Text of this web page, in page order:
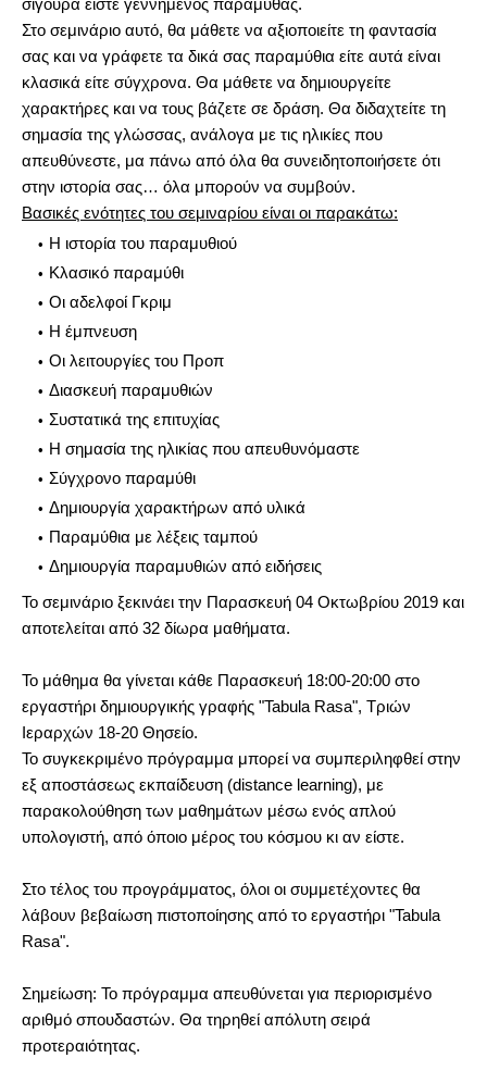
σίγουρα είστε γεννημένος παραμυθάς.
Στο σεμινάριο αυτό, θα μάθετε να αξιοποιείτε τη φαντασία
σας και να γράφετε τα δικά σας παραμύθια είτε αυτά είναι
κλασικά είτε σύγχρονα. Θα μάθετε να δημιουργείτε
χαρακτήρες και να τους βάζετε σε δράση. Θα διδαχτείτε τη
σημασία της γλώσσας, ανάλογα με τις ηλικίες που
απευθύνεστε, μα πάνω από όλα θα συνειδητοποιήσετε ότι
στην ιστορία σας… όλα μπορούν να συμβούν.
Βασικές ενότητες του σεμιναρίου είναι οι παρακάτω:
Η ιστορία του παραμυθιού
Κλασικό παραμύθι
Οι αδελφοί Γκριμ
Η έμπνευση
Οι λειτουργίες του Προπ
Διασκευή παραμυθιών
Συστατικά της επιτυχίας
Η σημασία της ηλικίας που απευθυνόμαστε
Σύγχρονο παραμύθι
Δημιουργία χαρακτήρων από υλικά
Παραμύθια με λέξεις ταμπού
Δημιουργία παραμυθιών από ειδήσεις
Το σεμινάριο ξεκινάει την Παρασκευή 04 Οκτωβρίου 2019 και
αποτελείται από 32 δίωρα μαθήματα.
Το μάθημα θα γίνεται κάθε Παρασκευή 18:00-20:00 στο
εργαστήρι δημιουργικής γραφής "Tabula Rasa", Τριών
Ιεραρχών 18-20 Θησείο.
Το συγκεκριμένο πρόγραμμα μπορεί να συμπεριληφθεί στην
εξ αποστάσεως εκπαίδευση (distance learning), με
παρακολούθηση των μαθημάτων μέσω ενός απλού
υπολογιστή, από όποιο μέρος του κόσμου κι αν είστε.
Στο τέλος του προγράμματος, όλοι οι συμμετέχοντες θα
λάβουν βεβαίωση πιστοποίησης από το εργαστήρι "Tabula
Rasa".
Σημείωση: Το πρόγραμμα απευθύνεται για περιορισμένο
αριθμό σπουδαστών. Θα τηρηθεί απόλυτη σειρά
προτεραιότητας.